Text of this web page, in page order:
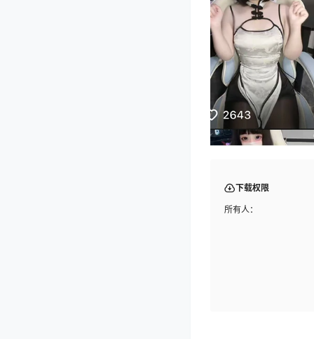
下载权限
所有人：